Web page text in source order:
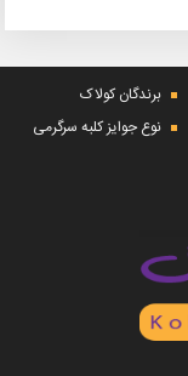
برندگان کولاک
نوع جوایز کلبه سرگرمی